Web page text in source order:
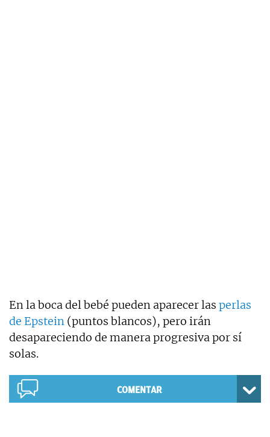
En la boca del bebé pueden aparecer las perlas
de Epstein (puntos blancos), pero irán
desapareciendo de manera progresiva por sí
solas.
COMENTAR